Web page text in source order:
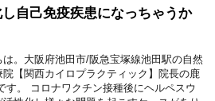
自己免疫疾患になっちゃうか
は。大阪府池田市/阪急宝塚線池田駅の自然
院【関西カイロプラクティック】院長の鹿
す。 コロナワクチン接種後にヘルペスウ